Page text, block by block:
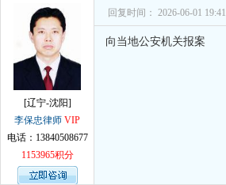
[辽宁-沈阳]
李保忠律师 VIP
电话：13840508677
1153965积分
回复时间： 2026-06-01 19:41
向当地公安机关报案